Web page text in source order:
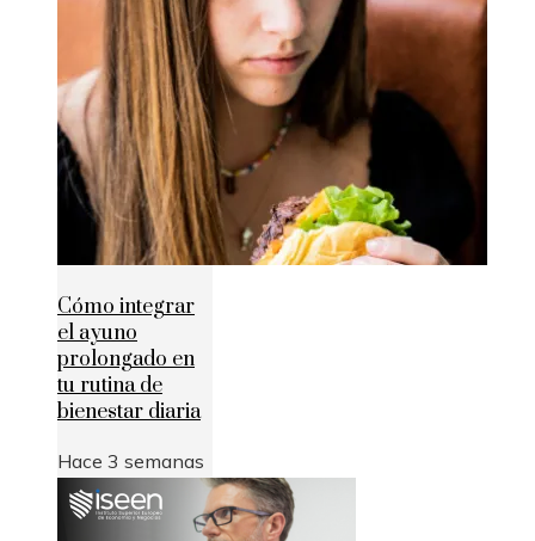
Cómo integrar
el ayuno
prolongado en
tu rutina de
bienestar diaria
Hace 3 semanas